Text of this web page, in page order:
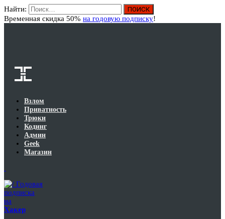
Найти:
Временная скидка 50% на годовую подписку!
Взлом
Приватность
Трюки
Кодинг
Админ
Geek
Магазин
Годовая
подписка
на
Хакер